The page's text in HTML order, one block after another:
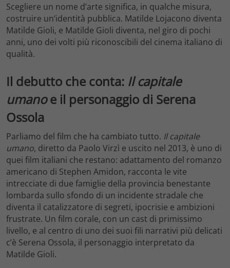
Scegliere un nome d’arte significa, in qualche misura,
costruire un’identità pubblica. Matilde Lojacono diventa
Matilde Gioli, e Matilde Gioli diventa, nel giro di pochi
anni, uno dei volti più riconoscibili del cinema italiano di
qualità.
Il debutto che conta: Il capitale
umanoe il personaggio di Serena
Ossola
Parliamo del film che ha cambiato tutto. Il capitale
umano, diretto da Paolo Virzì e uscito nel 2013, è uno di
quei film italiani che restano: adattamento del romanzo
americano di Stephen Amidon, racconta le vite
intrecciate di due famiglie della provincia benestante
lombarda sullo sfondo di un incidente stradale che
diventa il catalizzatore di segreti, ipocrisie e ambizioni
frustrate. Un film corale, con un cast di primissimo
livello, e al centro di uno dei suoi fili narrativi più delicati
c’è Serena Ossola, il personaggio interpretato da
Matilde Gioli.